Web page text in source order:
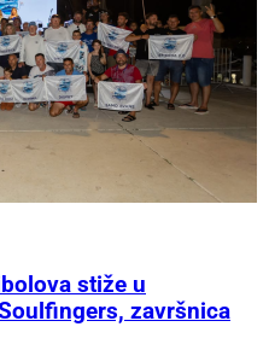
stiže u
završnica